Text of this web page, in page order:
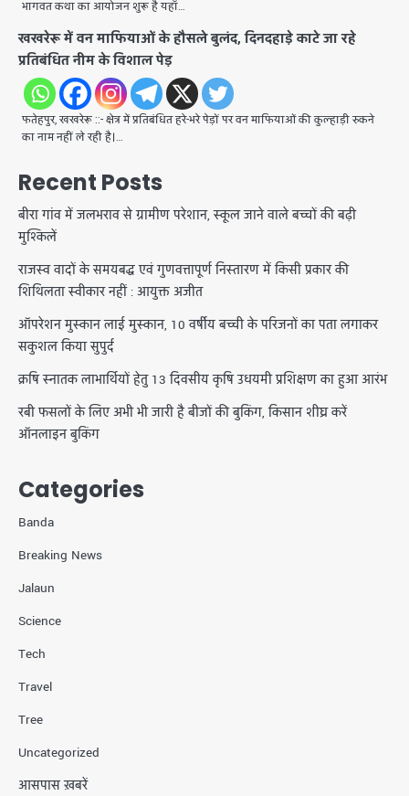
भागवत कथा का आयोजन शुरू है यहाँ…
खखरेरू में वन माफियाओं के हौसले बुलंद, दिनदहाड़े काटे जा रहे
प्रतिबंधित नीम के विशाल पेड़
फतेहपुर, खखरेरू ::- क्षेत्र में प्रतिबंधित हरे-भरे पेड़ों पर वन माफियाओं की कुल्हाड़ी रुकने
का नाम नहीं ले रही है।…
Recent Posts
बीरा गांव में जलभराव से ग्रामीण परेशान, स्कूल जाने वाले बच्चों की बढ़ी
मुश्किलें
राजस्व वादों के समयबद्ध एवं गुणवत्तापूर्ण निस्तारण में किसी प्रकार की
शिथिलता स्वीकार नहीं : आयुक्त अजीत
ऑपरेशन मुस्कान लाई मुस्कान, 10 वर्षीय बच्ची के परिजनों का पता लगाकर
सकुशल किया सुपुर्द
क्रषि स्नातक लाभार्थियों हेतु 13 दिवसीय कृषि उधयमी प्रशिक्षण का हुआ आरंभ
रबी फसलों के लिए अभी भी जारी है बीजों की बुकिंग, किसान शीघ्र करें
ऑनलाइन बुकिंग
Categories
Banda
Breaking News
Jalaun
Science
Tech
Travel
Tree
Uncategorized
आसपास ख़बरें